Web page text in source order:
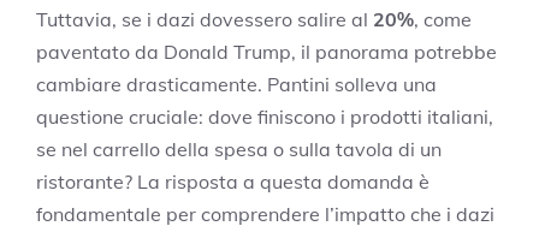
Tuttavia, se i dazi dovessero salire al 20%, come
paventato da Donald Trump, il panorama potrebbe
cambiare drasticamente. Pantini solleva una
questione cruciale: dove finiscono i prodotti italiani,
se nel carrello della spesa o sulla tavola di un
ristorante? La risposta a questa domanda è
fondamentale per comprendere l’impatto che i dazi